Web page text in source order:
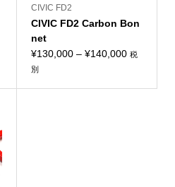
CIVIC FD2
CIVIC FD2 Carbon Bon
net
¥130,000 – ¥140,000価
税
別